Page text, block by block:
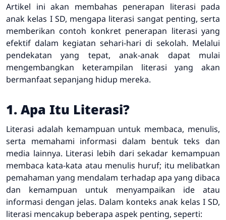
Artikel ini akan membahas penerapan literasi pada
anak kelas I SD, mengapa literasi sangat penting, serta
memberikan contoh konkret penerapan literasi yang
efektif dalam kegiatan sehari-hari di sekolah. Melalui
pendekatan yang tepat, anak-anak dapat mulai
mengembangkan keterampilan literasi yang akan
bermanfaat sepanjang hidup mereka.
1. Apa Itu Literasi?
Literasi adalah kemampuan untuk membaca, menulis,
serta memahami informasi dalam bentuk teks dan
media lainnya. Literasi lebih dari sekadar kemampuan
membaca kata-kata atau menulis huruf; itu melibatkan
pemahaman yang mendalam terhadap apa yang dibaca
dan kemampuan untuk menyampaikan ide atau
informasi dengan jelas. Dalam konteks anak kelas I SD,
literasi mencakup beberapa aspek penting, seperti: